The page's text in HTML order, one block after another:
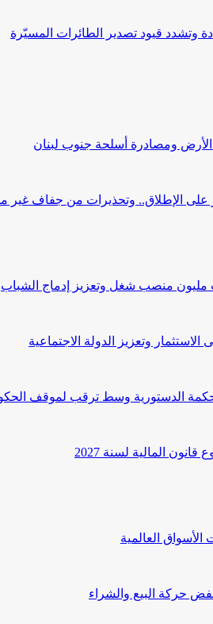
وتشدد قيود تصدير الطائرات المسيّرة
الأرض ومصادرة أسلحة جنوب لبنان
منصب شغل وتعزيز إدماج الشباب
الدستورية وسط ترقب لموقف
المالية لسنة 2027
العالمية
حركة البيع والشراء